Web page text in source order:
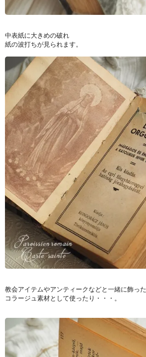
中表紙に大きめの破れ
紙の波打ちが見られます。
教会アイテムやアンティークなどと一緒に飾った
コラージュ素材として使ったり・・・。